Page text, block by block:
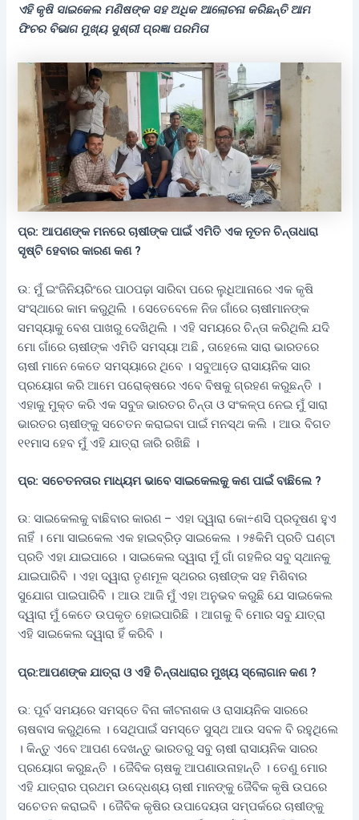
ଏହି କୃଷି ସାଇକେଲ ମଣିଷଙ୍କ ସହ ଅଧିକ ଆଲୋଚନା କରିଛନ୍ତି ଆମ
ଫିଚର ବିଭାଗ ମୁଖ୍ୟ ସୁଶ୍ରୀ ପ୍ରଜ୍ଞା ପରମିତା
ପ୍ର: ଆପଣଙ୍କ ମନରେ ଚାଷୀଙ୍କ ପାଇଁ ଏମିତି ଏକ ନୂତନ ଚିନ୍ତାଧାରା
ସୃଷ୍ଟି ହେବାର କାରଣ କଣ ?
ଉ: ମୁଁ ଇଂଜିନିୟରିଂରେ ପାଠପଢ଼ା ସାରିବା ପରେ ଲୁଧିଆନାରେ ଏକ କୃଷି
ସଂସ୍ଥାରେ କାମ କରୁଥିଲି । ସେତେବେଳେ ନିଜ ଗାଁରେ ଚାଷୀମାନଙ୍କ
ସମସ୍ୟାକୁ ବେଶ ପାଖରୁ ଦେଖିଥିଲି । ଏହି ସମୟରେ ଚିନ୍ତା କରିଥିଲି ଯଦି
ମୋ ଗାଁରେ ଚାଷୀଙ୍କ ଏମିତି ସମସ୍ୟା ଅଛି , ତାହେଲେ ସାରା ଭାରତରେ
ଚାଷୀ ମାନେ କେତେ ସମସ୍ୟାରେ ଥିବେ । ସବୁଆଡେ଼ ରାସାୟନିକ ସାର
ପ୍ରୟୋଗ କରି ଆମେ ପରୋକ୍ଷରେ ଏବେ ବିଷକୁ ଗ୍ରହଣ କରୁଛନ୍ତି ।
ଏହାକୁ ମୁକ୍ତ କରି ଏକ ସବୁଜ ଭାରତର ଚିନ୍ତା ଓ ସଂକଳ୍ପ ନେଇ ମୁଁ ସାରା
ଭାରତର ଚାଷୀଙ୍କୁ ସଚେତନ କରାଇବା ପାଇଁ ମନସ୍ଥ କଲି । ଆଉ ବିଗତ
୧୧ମାସ ହେବ ମୁଁ ଏହି ଯାତ୍ରା ଜାରି ରଖିଛି ।
ପ୍ର: ସଚେତନତାର ମାଧ୍ୟମ ଭାବେ ସାଇକେଲକୁ କଣ ପାଇଁ ବାଛିଲେ ?
ଉ: ସାଇକେଲକୁ ବାଛିବାର କାରଣ – ଏହା ଦ୍ୱାରା କୋ÷ଣସି ପ୍ରଦୂଷଣ ହୁଏ
ନାହିଁ । ମୋ ସାଇକେଲ ଏକ ହାଇବ୍ରିଡ଼ ସାଇକେଲ । ୨୫କିମି ପ୍ରତି ଘଣ୍ଟା
ପ୍ରତି ଏହା ଯାଇପାରେ । ସାଇକେଲ ଦ୍ୱାରା ମୁଁ ଗାଁ ଗହଳିର ସବୁ ସ୍ଥାନକୁ
ଯାଇପାରିବି । ଏହା ଦ୍ୱାରା ତୃଣମୂଳ ସ୍ଥରର ଚାଷୀଙ୍କ ସହ ମିଶିବାର
ସୁଯୋଗ ପାଇପାରିବି । ଆଉ ଆଜି ମୁଁ ଏହା ଅନୁଭବ କରୁଛି ଯେ ସାଇକେଲ
ଦ୍ୱାରା ମୁଁ କେତେ ଉପକୃତ ହୋଇପାରିଛି । ଆଗକୁ ବି ମୋର ସବୁ ଯାତ୍ରା
ଏହି ସାଇକେଲ ଦ୍ୱାରା ହିଁ କରିବି ।
ପ୍ର:ଆପଣଙ୍କ ଯାତ୍ରା ଓ ଏହି ଚିନ୍ତାଧାରାର ମୁଖ୍ୟ ସ୍ଲୋଗାନ କଣ ?
ଉ: ପୂର୍ବ ସମୟରେ ସମସ୍ତେ ବିନା କୀଟନାଶକ ଓ ରାସାୟନିକ ସାରରେ
ଚାଷବାସ କରୁଥିଲେ । ସେଥିପାଇଁ ସମସ୍ତେ ସୁସ୍ଥ ଆଉ ସବଳ ବି ରହୁଥିଲେ
। କିନ୍ତୁ ଏବେ ଆପଣ ଦେଖନ୍ତୁ ଭାରତରୁ ସବୁ ଚାଷୀ ରାସାୟନିକ ସାରର
ପ୍ରୟୋଗ କରୁଛନ୍ତି । ଜୈବିକ ଚାଷକୁ ଆପଣାଉନାହାନ୍ତି । ତେଣୁ ମୋର
ଏହି ଯାତ୍ରାର ପ୍ରଥମ ଉଦେ୍ଧଶ୍ୟ ଚାଷୀ ମାନଙ୍କୁ ଜୈବିକ କୃଷି ଉପରେ
ସଚେତନ କରାଇବି । ଜୈବିକ କୃଷିର ଉପାଦେୟତା ସମ୍ପର୍କରେ ଚାଷୀଙ୍କୁ